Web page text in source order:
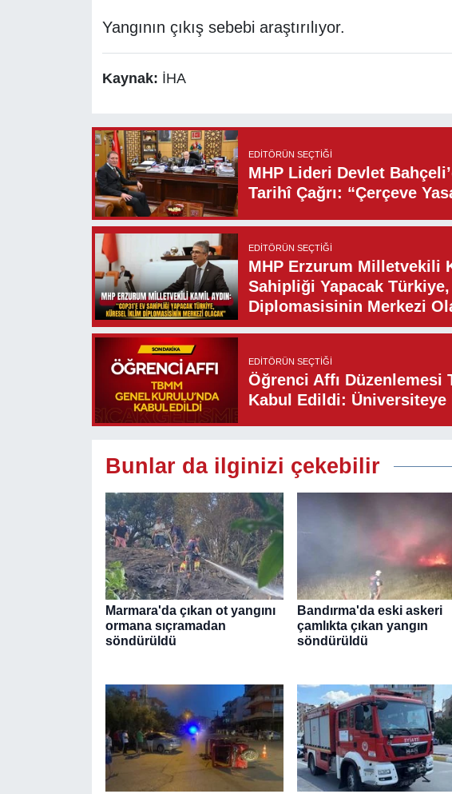
Yangının çıkış sebebi araştırılıyor.
Kaynak: İHA
EDITÖRÜN SEÇTIĞI
MHP Lideri Devlet
Tarihî Çağrı: “Çerçeve
EDITÖRÜN SEÇTIĞI
MHP Erzurum Milletvekili
Sahipliği Yapacak
Diplomasisinin Merkezi
EDITÖRÜN SEÇTIĞI
Öğrenci Affı Düzenlemesi
Kabul Edildi: Üniversiteye
Bunlar da ilginizi çekebilir
Marmara'da çıkan ot yangını
ormana sıçramadan
söndürüldü
Bandırma'da eski askeri
çamlıkta çıkan yangın
söndürüldü